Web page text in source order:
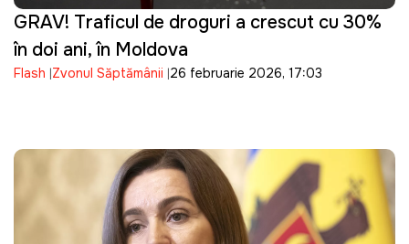
GRAV! Traficul de droguri a crescut cu 30%
în doi ani, în Moldova
Flash Zvonul Săptămânii 26 februarie 2026, 17:03